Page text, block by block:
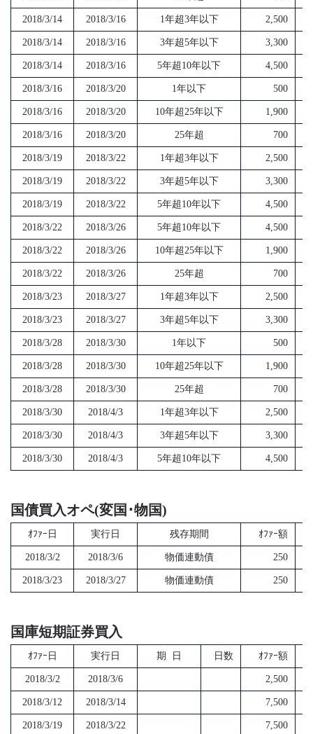
2018/3/14 2018/3/16 1年超3年以下 2,500
2018/3/14 2018/3/16 3年超5年以下 3,300
2018/3/14 2018/3/16 5年超10年以下 4,500
2018/3/16 2018/3/20 1年以下 500
2018/3/16 2018/3/20 10年超25年以下 1,900
2018/3/16 2018/3/20 25年超 700
2018/3/19 2018/3/22 1年超3年以下 2,500
2018/3/19 2018/3/22 3年超5年以下 3,300
2018/3/19 2018/3/22 5年超10年以下 4,500
2018/3/22 2018/3/26 5年超10年以下 4,500
2018/3/22 2018/3/26 10年超25年以下 1,900
2018/3/22 2018/3/26 25年超 700
2018/3/23 2018/3/27 1年超3年以下 2,500
2018/3/23 2018/3/27 3年超5年以下 3,300
2018/3/28 2018/3/30 1年以下 500
2018/3/28 2018/3/30 10年超25年以下 1,900
2018/3/28 2018/3/30 25年超 700
2018/3/30 2018/4/3 1年超3年以下 2,500
2018/3/30 2018/4/3 3年超5年以下 3,300
2018/3/30 2018/4/3 5年超10年以下 4,500
国債買入オペ(変国･物国)
ｵﾌｧｰ日 実行日 残存期間 ｵﾌｧｰ額
2018/3/2 2018/3/6 物価連動債 250
2018/3/23 2018/3/27 物価連動債 250
国庫短期証券買入
ｵﾌｧｰ日 実行日 期 日 日数 ｵﾌｧｰ額
2018/3/2 2018/3/6 2,500
2018/3/12 2018/3/14 7,500
2018/3/19 2018/3/22 7,500